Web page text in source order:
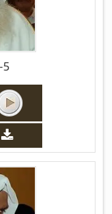
5- سورة المائدة